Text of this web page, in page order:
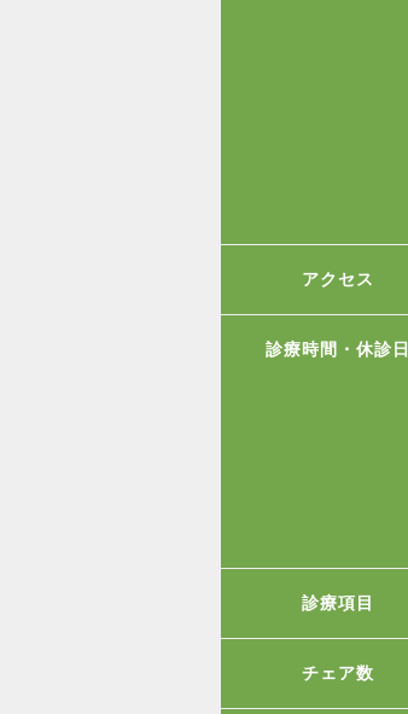
アクセス
診療時間・休診日
診療項目
チェア数